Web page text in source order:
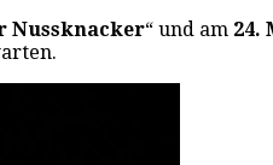
Nussknacker“ und am 24.